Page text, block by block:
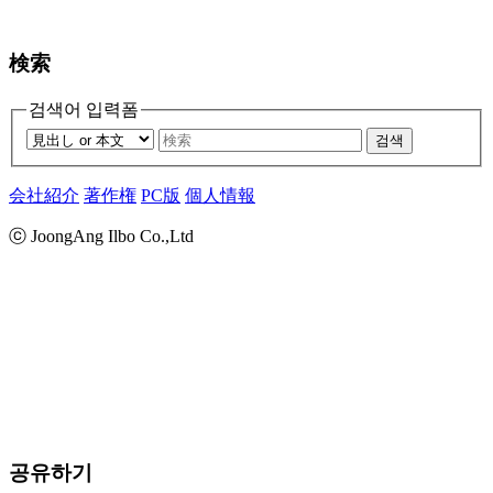
検索
검색어 입력폼
검색
会社紹介 著作権 PC版 個人情報
ⓒ JoongAng Ilbo Co.,Ltd
공유하기